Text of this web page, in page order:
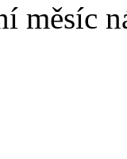
měsíc